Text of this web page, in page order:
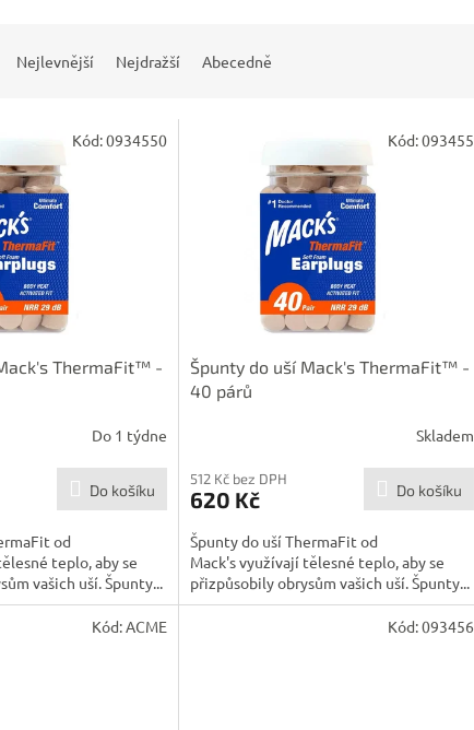
Nejlevnější Nejdražší Abecedně
ThermaFit™ -
Do 1 týdne
Do košíku
od
teplo, aby se
vašich uší. Špunty...
Kód:0934550
Špunty do uší Mack's ThermaFit™ -
40 párů
Skladem
512 Kč bez DPH
620 Kč Do košíku
Špunty do uší ThermaFit od
Mack's využívají tělesné teplo, aby se
přizpůsobily obrysům vašich uší. Špunty...
Kód:093455
Kód:ACME Kód:093456